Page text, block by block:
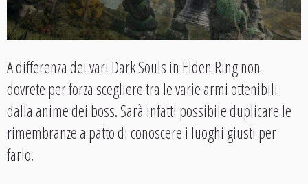
A differenza dei vari Dark Souls in Elden Ring non
dovrete per forza scegliere tra le varie armi ottenibili
dalla anime dei boss. Sarà infatti possibile duplicare le
rimembranze a patto di conoscere i luoghi giusti per
farlo.